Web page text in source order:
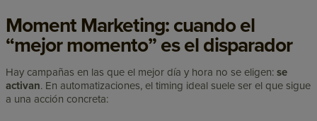
Moment Marketing: cuando el
“mejor momento” es el disparador
Hay campañas en las que el mejor día y hora no se eligen:se
activan. En automatizaciones, el timing ideal suele ser el que sigue
a una acción concreta: